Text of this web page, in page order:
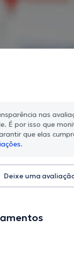
nas
É por isso que
que elas
Deixe uma